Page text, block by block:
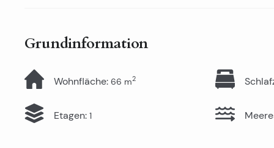
Grundinformation
Wohnfläche: 66 m2
Etagen: 1